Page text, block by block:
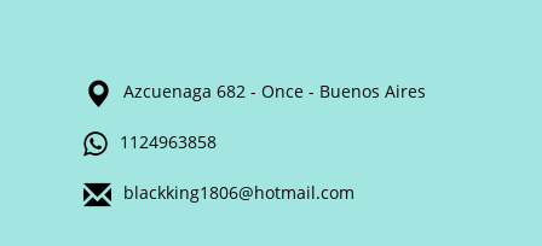
Azcuenaga 682 - Once - Buenos Aires
1124963858
blackking1806@hotmail.com